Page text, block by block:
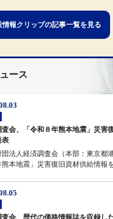
情報クリップの記事一覧を見る
ース
査会、「令和８年熊本地震」災害
表
団法人経済調査会（本部：東京都
本地震」災害復旧資材供給情報
査会、歴代の価格情報誌を収録し